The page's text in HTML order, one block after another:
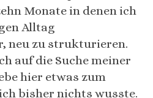
Monate in denen ich
Alltag
neu zu strukturieren.
auf die Suche meiner
hier etwas zum
bisher nichts wusste.